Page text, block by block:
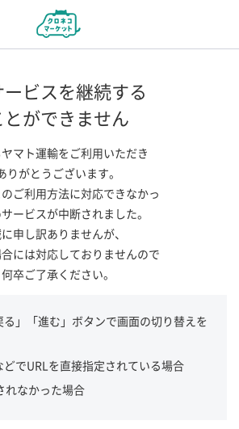
ビスを継続する
とができません
マト運輸をご利用いただき
りがとうございます。
ご利用方法に対応できなかっ
ービスが中断されました。
申し訳ありませんが、
には対応しておりませんので
何卒ご了承ください。
」「進む」ボタンで画面の切り替えを
でURLを直接指定されている場合
れなかった場合